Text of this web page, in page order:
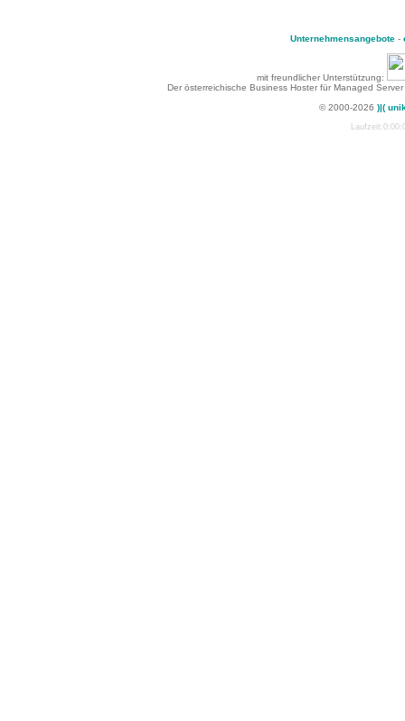
Unternehmensangebote-
mit freundlicher Unterstützung:
Der österreichische Business Hoster für Managed
© 2000-2026 )|(